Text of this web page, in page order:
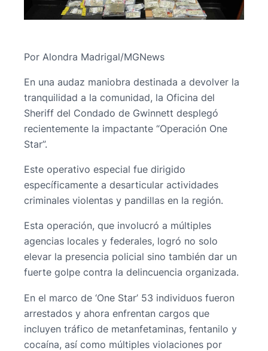
Por Alondra Madrigal/MGNews
En una audaz maniobra destinada a devolver la
tranquilidad a la comunidad, la Oficina del
Sheriff del Condado de Gwinnett desplegó
recientemente la impactante “Operación One
Star”.
Este operativo especial fue dirigido
específicamente a desarticular actividades
criminales violentas y pandillas en la región.
Esta operación, que involucró a múltiples
agencias locales y federales, logró no solo
elevar la presencia policial sino también dar un
fuerte golpe contra la delincuencia organizada.
En el marco de ‘One Star’ 53 individuos fueron
arrestados y ahora enfrentan cargos que
incluyen tráfico de metanfetaminas, fentanilo y
cocaína, así como múltiples violaciones por